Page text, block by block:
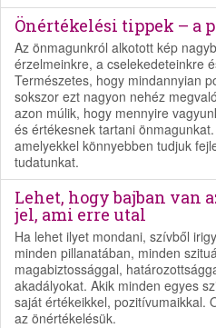
Önértékelési tippek – a
Az önmagunkról alkotott kép
érzelmeinkre, a cselekedeteinkre
Természetes, hogy mindannyian
sokszor ezt nagyon nehéz
azon múlik, hogy mennyire
és értékesnek tartani
amelyekkel könnyebben tudjuk
tudatunkat.
Lehet, hogy bajban van
jel, ami erre utal
Ha lehet ilyet mondani, szívből
minden pillanatában, minden
magabiztossággal,
akadályokat. Akik minden egyes
saját értékeikkel, pozitívumaikkal.
az önértékelésük.